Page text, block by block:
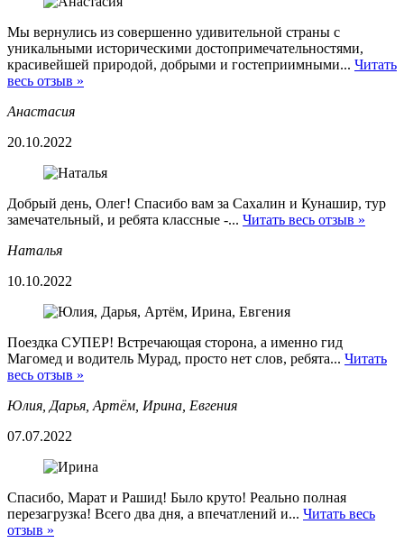
Мы вернулись из совершенно удивительной страны с
уникальными историческими достопримечательностями,
красивейшей природой, добрыми и гостеприимными... Читать
весь отзыв »
Анастасия
20.10.2022
Добрый день, Олег! Спасибо вам за Сахалин и Кунашир, тур
замечательный, и ребята классные -... Читать весь отзыв »
Наталья
10.10.2022
Поездка СУПЕР! Встречающая сторона, а именно гид
Магомед и водитель Мурад, просто нет слов, ребята... Читать
весь отзыв »
Юлия, Дарья, Артём, Ирина, Евгения
07.07.2022
Спасибо, Марат и Рашид! Было круто! Реально полная
перезагрузка! Всего два дня, а впечатлений и... Читать весь
отзыв »